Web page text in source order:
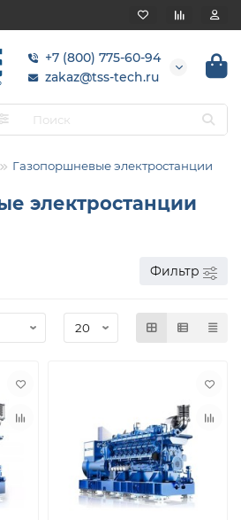
+7 (800) 775-60-94
zakaz@tss-tech.ru
Газопоршневые электростанции
электростанции
Фильтр